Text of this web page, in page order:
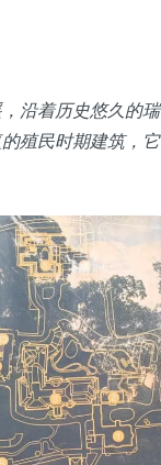
沿着历史悠久的
殖民时期建筑，